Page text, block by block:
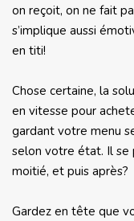
on reçoit, on ne fait
s’implique aussi
en titi!
Chose certaine, la
en vitesse pour
gardant votre menu
selon votre état. Il
moitié, et puis après?
Gardez en tête que